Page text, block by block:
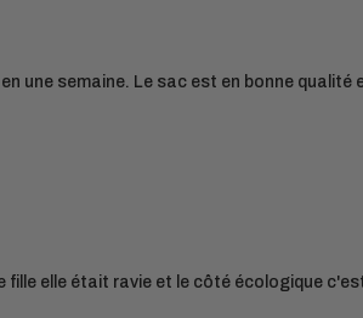
une semaine. Le sac est en bonne qualité
elle était ravie et le côté écologique